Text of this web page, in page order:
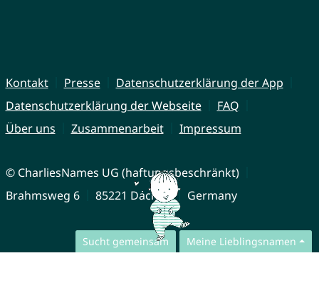
Sucht gemeinsam Meine Lieblingsnamen
Kontakt Presse
Datenschutzerklärung der App
Datenschutzerklärung der Webseite
FAQ
Über uns
Zusammenarbeit Impressum
© CharliesNames UG (haftungsbeschränkt)
Brahmsweg 6
85221 Dachau Germany